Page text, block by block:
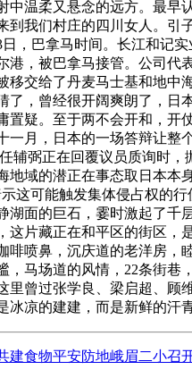
中温柔又悬念的远方。最早
到我们村庄的四川女人。引
日，巴拿马时间。长江和记
港，被巴拿马接管。公司代
移交给了丹麦马士基和地中
了，曾经很开阔爽朗了，日
置疑。至于两不会开和，开
一月，日本的一场答辩让整
辅弼正在回覆议员质询时，
地域的潜正在事态取日本本
这可能触发集体侵占权的行
湖面的巨石，霎时激起了千
这片藏正在和平区的街区，
啡喷鼻，沉庆道的老洋房，
，马场道的风情，22条街巷
里曾过张学良、梁启超、顾
冰凉的建建，而是新鲜的汗青
建食物平安防地峨眉二小召